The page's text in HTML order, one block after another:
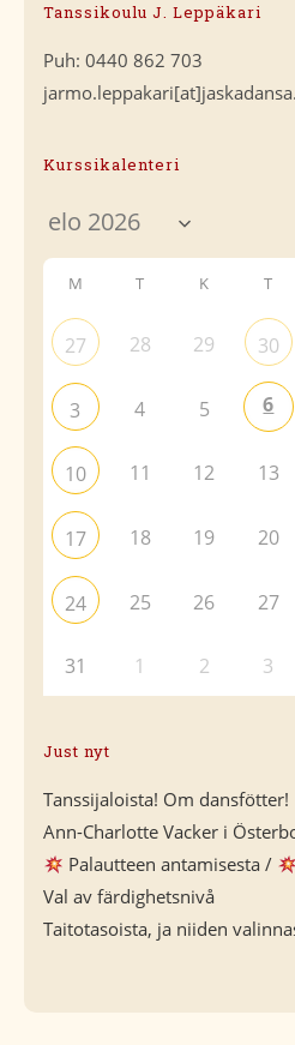
Tanssikoulu J. Leppäkari
Puh: 0440 862 703
Kurssikalenteri
M T K T
27 28 29 30
3 4 5 6
10 11 12 13
17 18 19 20
24 25 26 27
31 1 2 3
Just nyt
Tanssijaloista! Om dansfötter!
Ann-Charlotte Vacker i
Palautteen antamisesta /
Val av färdighetsnivå
Taitotasoista, ja niiden